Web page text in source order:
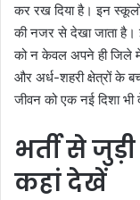
कर रख दिया है। इन
की नजर से देखा जाता है।
को न केवल अपने ही जिले में
और अर्ध-शहरी क्षेत्रों के
जीवन को एक नई दिशा
भर्ती से
कहां देखें